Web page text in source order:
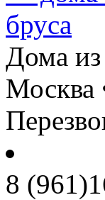
Дома
Москва
8 (961)